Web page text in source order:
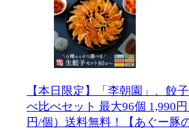
【本日限定】「李朝園」、餃
べ比べセット 最大96個 1,990
円/個）送料無料！【あぐー豚